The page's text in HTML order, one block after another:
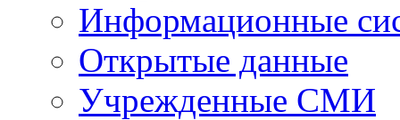
Информационные
Открытые данные
Учрежденные СМИ